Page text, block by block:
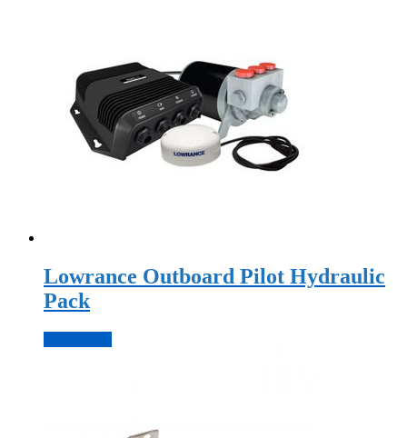
Lowrance Outboard Pilot Hydraulic
Pack